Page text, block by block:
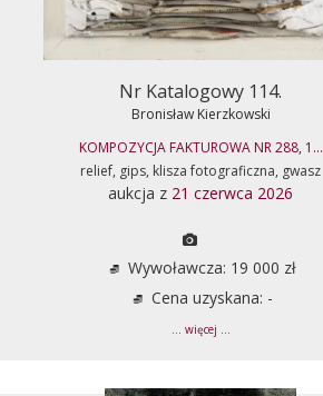
Nr Katalogowy 114.
Bronisław Kierzkowski
KOMPOZYCJA FAKTUROWA NR 288, 1...
relief, gips, klisza fotograficzna, gwasz
aukcja z 21 czerwca 2026
Wywoławcza: 19 000 zł
Cena uzyskana: -
... więcej ...